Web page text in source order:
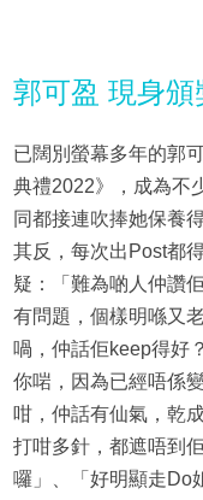
郭可盈 現身
已闊別螢幕多年的郭
典禮2022》，成為不
同都接連吹捧她保養
其反，每次出Post都
疑：「難為啲人仲讚
有問題，個樣明喺又
喎，仲話佢keep得好
你啱，因為已經唔係
咁，仲話有仙氣，乾
打咁多針，都遮唔到
囉」、「好明顯走Do